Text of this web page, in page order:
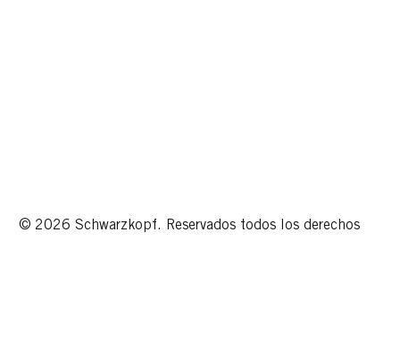
© 2026 Schwarzkopf. Reservados todos los derechos